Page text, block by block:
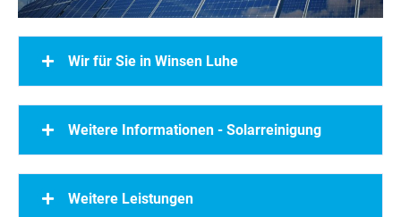
Wir für Sie in Winsen Luhe
Weitere Informationen - Solarreinigung
Weitere Leistungen